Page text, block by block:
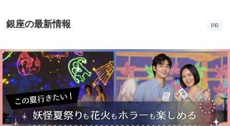
銀座の最新情報 PR